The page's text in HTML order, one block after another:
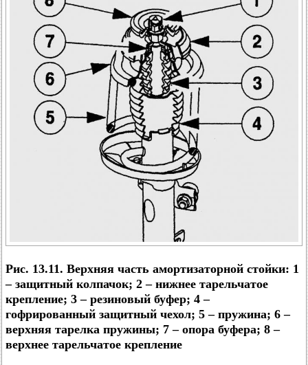
Рис. 13.11. Верхняя часть амортизаторной стойки: 1
– защитный колпачок; 2 – нижнее тарельчатое
крепление; 3 – резиновый буфер; 4 –
гофрированный защитный чехол; 5 – пружина; 6 –
верхняя тарелка пружины; 7 – опора буфера; 8 –
верхнее тарельчатое крепление